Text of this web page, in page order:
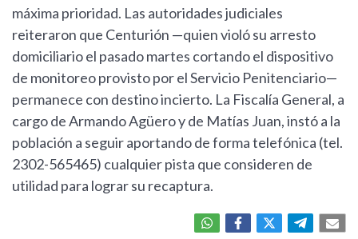
máxima prioridad. Las autoridades judiciales
reiteraron que Centurión —quien violó su arresto
domiciliario el pasado martes cortando el dispositivo
de monitoreo provisto por el Servicio Penitenciario—
permanece con destino incierto. La Fiscalía General, a
cargo de Armando Agüero y de Matías Juan, instó a la
población a seguir aportando de forma telefónica (tel.
2302-565465) cualquier pista que consideren de
utilidad para lograr su recaptura.